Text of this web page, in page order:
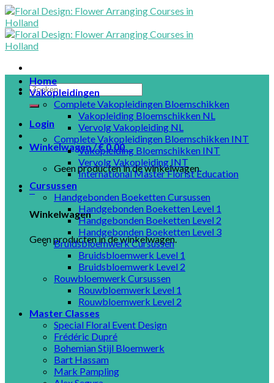
Skip
to
content
Login
Winkelwagen /€0.000
Geen producten in de winkelwagen.
0
Winkelwagen
Geen producten in de winkelwagen.
Home
Vakopleidingen
Complete Vakopleidingen Bloemschikken
Vakopleiding Bloemschikken NL
Vervolg Vakopleiding NL
Complete Vakopleidingen Bloemschikken INT
Vakopleiding Bloemschikken INT
Vervolg Vakopleiding INT
International Master Florist Education
Cursussen
Handgebonden Boeketten Cursussen
Handgebonden Boeketten Level 1
Handgebonden Boeketten Level 2
Handgebonden Boeketten Level 3
Bruidsbloemwerk Cursussen
Bruidsbloemwerk Level 1
Bruidsbloemwerk Level 2
Rouwbloemwerk Cursussen
Rouwbloemwerk Level 1
Rouwbloemwerk Level 2
Master Classes
Special Floral Event Design
Frédéric Dupré
Bohemian Stijl Bloemwerk
Bart Hassam
Mark Pampling